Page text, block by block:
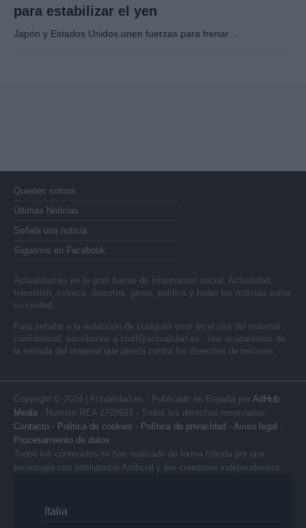
para estabilizar el yen
Japón y Estados Unidos unen fuerzas para frenar…
Quienes somos
Últimas Noticias
Señala una noticia
Síguenos en Facebook
Actualidad.es es la gran fuente de información social. Actualidad,
televisión, crónica, deportes, gente, política y todas las noticias sobre
su ciudad.
Para señalar a la redacción de cualquier error en el uso del material
confidencial, escríbanos a staff@actualidad.es : nos ocuparemos de
la retirada del material que atenta contra los derechos de terceros.
Copyright © 2024 | Actualidad.es - Publicado en España por AdHub
Media - Numero REA 2729933 - Todos los derechos reservados.
Contacto - Politica de cookies - Política de privacidad - Aviso legal -
Procesamiento de datos
Todos los contenidos se han realizado de forma híbrida por una
tecnología con Inteligencia Artificial y por creadores independientes
Italia